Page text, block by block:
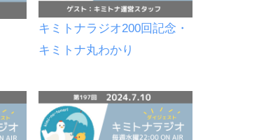
キミトナラジオ200回記念・
キミトナ丸わかり